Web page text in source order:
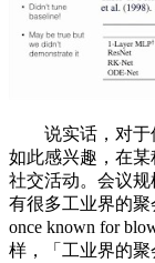
说实话，对于
如此感兴趣，在
社交活动。会议
有很多工业界的聚
once known for
样，「工业界的